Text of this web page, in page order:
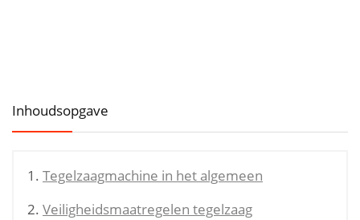
Inhoudsopgave
Tegelzaagmachine in het algemeen
Veiligheidsmaatregelen tegelzaag